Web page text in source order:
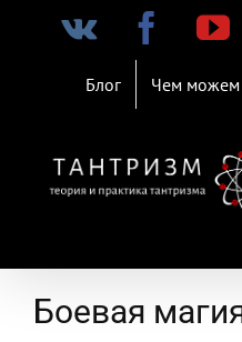
Vk
Блог Чем можем
Боевая